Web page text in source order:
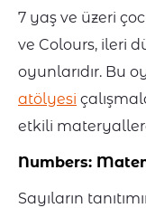
7 yaş ve üzeri
ve Colours, ileri
oyunlarıdır. Bu
atölyesi
etkili
Numbers:
Sayıların